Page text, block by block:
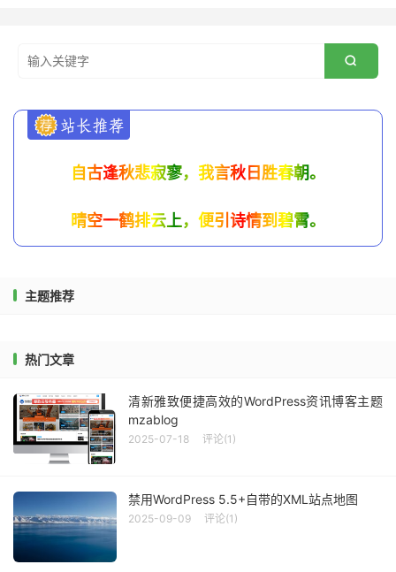

自古逢秋悲寂寥，我言秋日胜春朝。
晴空一鹤排云上，便引诗情到碧霄。
主题推荐
热门文章
清新雅致便捷高效的WordPress资讯博客主题
mzablog
2025-07-18 评论(1)
禁用WordPress 5.5+自带的XML站点地图
2025-09-09 评论(1)